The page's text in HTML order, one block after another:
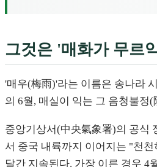
그것은 '매화가 무르
'매우(梅雨)'라는 이름은 송나라
의 6월, 매실이 익는 그 음청불정
중앙기상서(中央氣象署)의 공식
서 중국 내륙까지 이어지는 "천
달간 지속된다. 가장 이른 경우 4